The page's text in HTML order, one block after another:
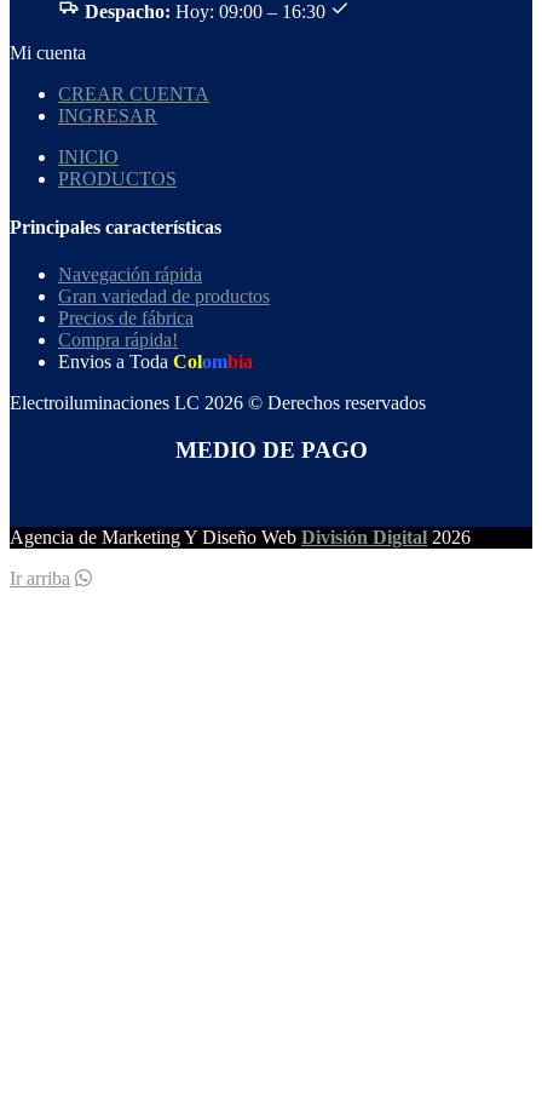
Despacho: Hoy: 09:00 – 16:30
Mi cuenta
CREAR CUENTA
INGRESAR
INICIO
PRODUCTOS
Principales características
Navegación rápida
Gran variedad de productos
Precios de fábrica
Compra rápida!
Envios a Toda Colombia
Electroiluminaciones LC 2026 © Derechos reservados
MEDIO DE PAGO
Agencia de Marketing Y Diseño Web División Digital 2026
Ir arriba